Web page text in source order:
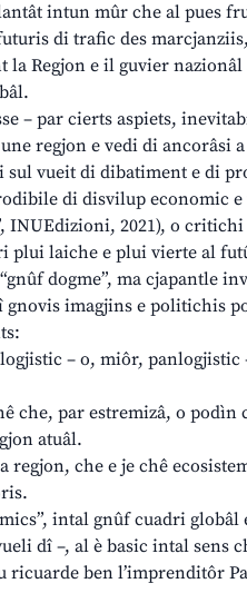
intun mûr che al pues
di trafic des
Regjon e il guvier nazionâl
– par cierts aspiets,
regjon e vedi di ancorâsi
vueit di dibatiment e di
di disvilup economic
INUEdizioni, 2021), o critichi
plui laiche e plui vierte al
dogme”, ma cjapantle
imagjins e politichis
– o, miôr, panlogjistic
che, par estremizâ, o podìn
atuâl.
che e je chê
intal gnûf cuadri globâl
dî –, al è basic intal sens
ben l’imprenditôr